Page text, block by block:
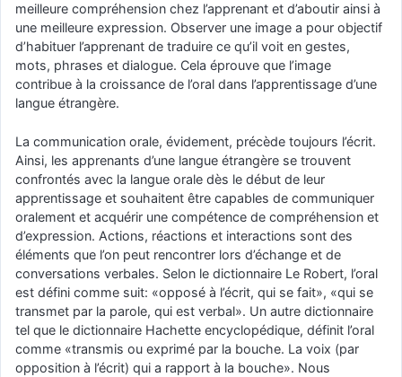
meilleure compréhension chez l’apprenant et d’aboutir ainsi à
une meilleure expression. Observer une image a pour objectif
d’habituer l’apprenant de traduire ce qu’il voit en gestes,
mots, phrases et dialogue. Cela éprouve que l’image
contribue à la croissance de l’oral dans l’apprentissage d’une
langue étrangère.
La communication orale, évidement, précède toujours l’écrit.
Ainsi, les apprenants d’une langue étrangère se trouvent
confrontés avec la langue orale dès le début de leur
apprentissage et souhaitent être capables de communiquer
oralement et acquérir une compétence de compréhension et
d’expression. Actions, réactions et interactions sont des
éléments que l’on peut rencontrer lors d’échange et de
conversations verbales. Selon le dictionnaire Le Robert, l’oral
est défini comme suit: «opposé à l’écrit, qui se fait», «qui se
transmet par la parole, qui est verbal». Un autre dictionnaire
tel que le dictionnaire Hachette encyclopédique, définit l’oral
comme «transmis ou exprimé par la bouche. La voix (par
opposition à l’écrit) qui a rapport à la bouche». Nous